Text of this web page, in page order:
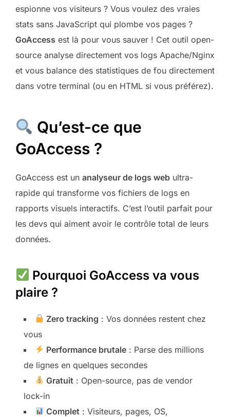
espionne vos visiteurs ? Vous voulez des vraies
stats sans JavaScript qui plombe vos pages ?
GoAccess est là pour vous sauver ! Cet outil open-
source analyse directement vos logs Apache/Nginx
et vous balance des statistiques de fou directement
dans votre terminal (ou en HTML si vous préférez).
Qu’est-ce que
GoAccess ?
GoAccess est un analyseur de logs web ultra-
rapide qui transforme vos fichiers de logs en
rapports visuels interactifs. C’est l’outil parfait pour
les devs qui aiment avoir le contrôle total de leurs
données.
Pourquoi GoAccess va vous
plaire ?
Zero tracking : Vos données restent chez
vous
Performance brutale : Parse des millions
de lignes en quelques secondes
Gratuit : Open-source, pas de vendor
lock-in
Complet : Visiteurs, pages, OS,